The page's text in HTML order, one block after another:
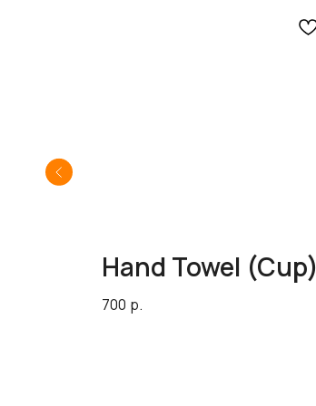
Hand Towel (Cup)
700 р.